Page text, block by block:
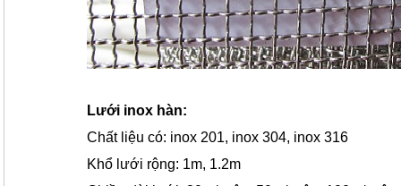
Lưới inox hàn:
Chất liệu có: inox 201, inox 304, inox 316
Khổ lưới rộng: 1m, 1.2m